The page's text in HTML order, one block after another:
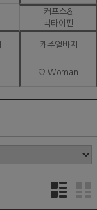
커프스&
넥타이핀
캐주얼바지
♡ Woman